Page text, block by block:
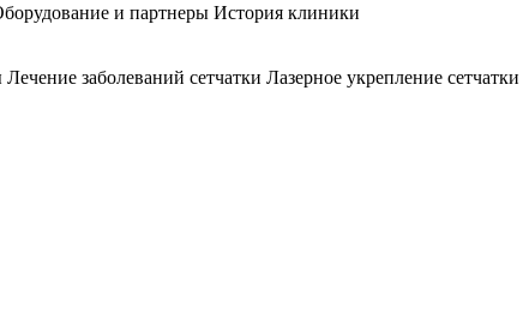
и партнеры История клиники
Лечение заболеваний сетчатки Лазерное укрепление сетчатки